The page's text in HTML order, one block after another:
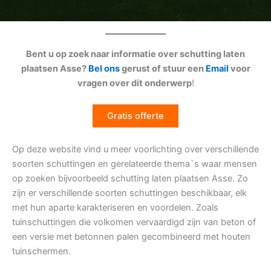
Bent u op zoek naar informatie over schutting laten
plaatsen Asse? Bel onsgerust of stuur een Email voor
vragen over dit onderwerp!
Gratis offerte
Op deze website vind u meer voorlichting over verschillende
soorten schuttingen en gerelateerde thema`s waar mensen
op zoeken bijvoorbeeld schutting laten plaatsen Asse. Zo
zijn er verschillende soorten schuttingen beschikbaar, elk
met hun aparte karakteriseren en voordelen. Zoals
tuinschuttingen die volkomen vervaardigd zijn van beton of
een versie met betonnen palen gecombineerd met houten
tuinschermen.